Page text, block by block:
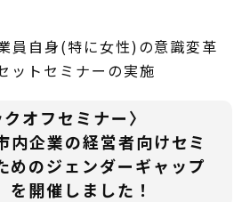
自身(特に女性)の意識変革
ットセミナーの実施
オフセミナー〉
企業の経営者向けセミ
めのジェンダーギャップ
を開催しました！